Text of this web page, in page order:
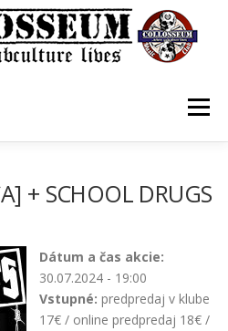
Menu
+ SCHOOL DRUGS
Dátum a čas akcie:
30.07.2024 - 19:00
Vstupné: predpredaj v klube
17€ / online predpredaj 18€ /